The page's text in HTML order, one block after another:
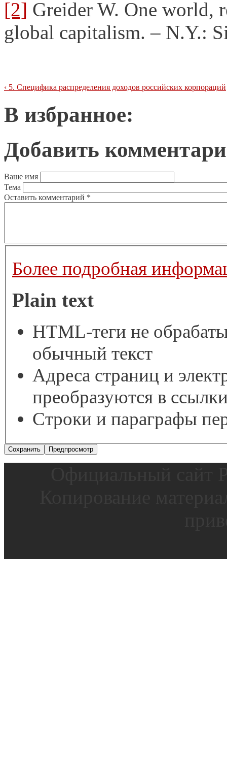
[2] Greider W. One world,
global capitalism. – N.Y.:
‹ 5. Специфика распределения доходов российских корпораций
В избранное:
Добавить
Ваше имя
Тема
Оставить комментарий *
Более подробная
Plain text
HTML-теги не
обычный текст
Адреса страниц и
преобразуются в
Строки и параграфы